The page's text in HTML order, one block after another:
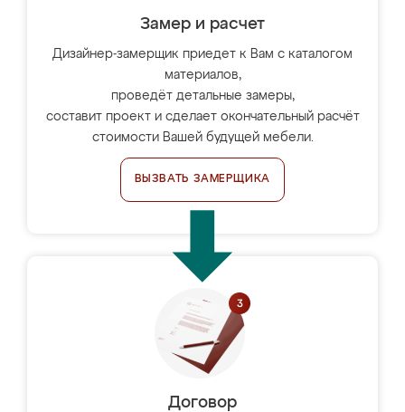
Замер и расчет
Дизайнер-замерщик приедет к Вам с каталогом
материалов,
проведёт детальные замеры,
составит проект и сделает окончательный расчёт
стоимости Вашей будущей мебели.
ВЫЗВАТЬ ЗАМЕРЩИКА
Договор